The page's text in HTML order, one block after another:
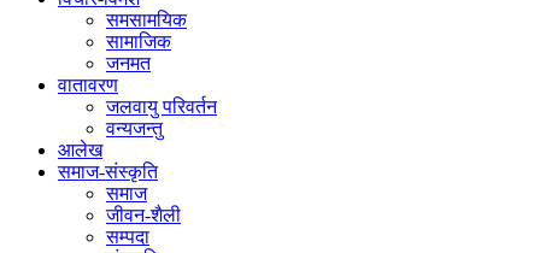
समसामयिक
सामाजिक
जनमत
वातावरण
जलवायु परिवर्तन
वन्यजन्तु
आलेख
समाज-संस्कृति
समाज
जीवन-शैली
सम्पदा